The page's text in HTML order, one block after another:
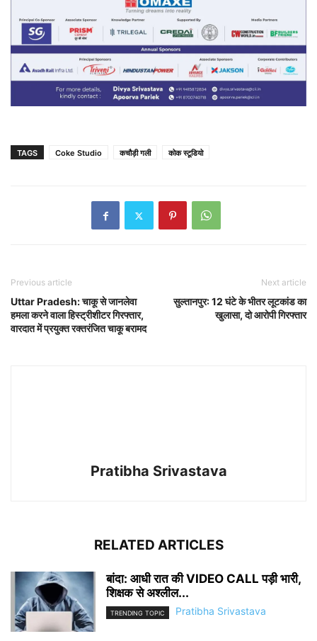
TAGS Coke Studio कचौड़ी गली कोक स्टूडियो
Previous article
Uttar Pradesh: चाकू से जानलेवा
हमला करने वाला हिस्ट्रीशीटर गिरफ्तार,
वारदात में प्रयुक्त रक्तरंजित चाकू बरामद
Next article
सुल्तानपुर: 12 घंटे के भीतर लूटकांड का
खुलासा, दो आरोपी गिरफ्तार
Pratibha Srivastava
RELATED ARTICLES
बांदा: आधी रात की VIDEO CALL पड़ी भारी,
शिक्षक से अश्लील...
TRENDING TOPIC Pratibha Srivastava